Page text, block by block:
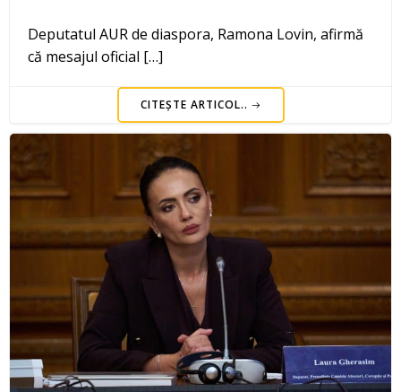
Deputatul AUR de diaspora, Ramona Lovin, afirmă
că mesajul oficial […]
CITEȘTE ARTICOL..